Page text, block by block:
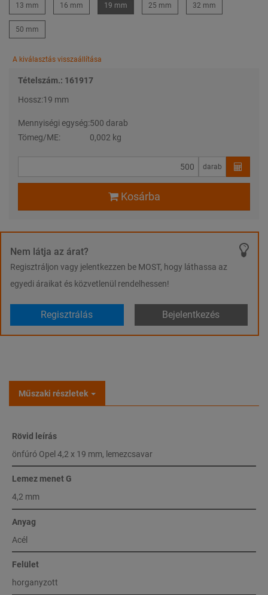
13 mm 16 mm 19 mm 25 mm 32 mm
50 mm
A kiválasztás visszaállítása
Tételszám.: 161917
Hossz:19 mm
Mennyiségi egység:500 darab
Tömeg/ME:
0,002 kg
darab
Kosárba
Nem látja az árat?
Regisztráljon vagy jelentkezzen be MOST, hogy láthassa az
egyedi áraikat és közvetlenül rendelhessen!
Regisztrálás Bejelentkezés
Műszaki részletek
Rövid leírás
önfúró Opel 4,2 x 19 mm, lemezcsavar
Lemez menet G
4,2 mm
Anyag
Acél
Felület
horganyzott